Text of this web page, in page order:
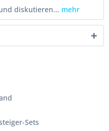
diskutieren... mehr
Sets